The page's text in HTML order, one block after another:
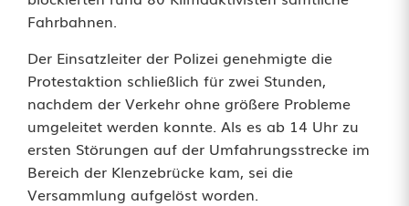
l
e
b
e
n
:
Fahrbahnen.
Der Einsatzleiter der Polizei genehmigte die
Protestaktion schließlich für zwei Stunden,
nachdem der Verkehr ohne größere Probleme
umgeleitet werden konnte. Als es ab 14 Uhr zu
ersten Störungen auf der Umfahrungsstrecke im
Bereich der Klenzebrücke kam, sei die
Versammlung aufgelöst worden.